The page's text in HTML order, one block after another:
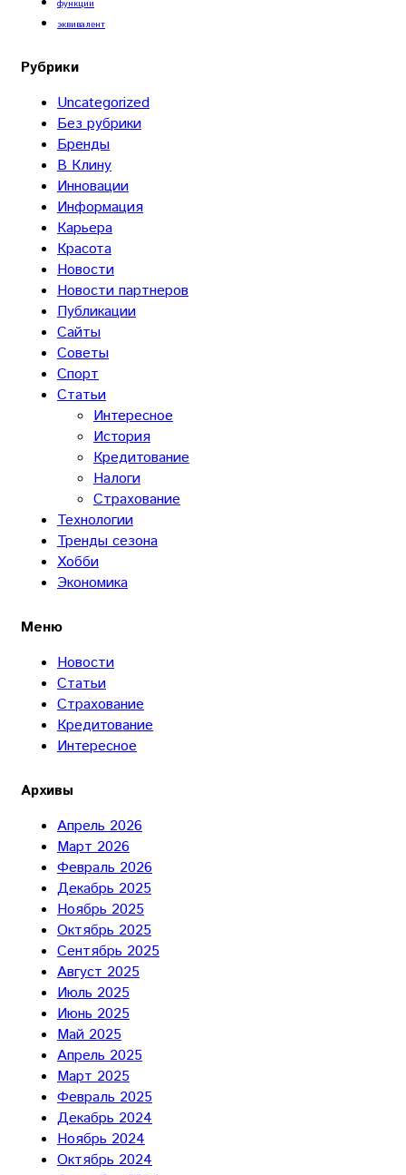
функции
эквивалент
Рубрики
Uncategorized
Без рубрики
Бренды
В Клину
Инновации
Информация
Карьера
Красота
Новости
Новости партнеров
Публикации
Сайты
Советы
Спорт
Статьи
Интересное
История
Кредитование
Налоги
Страхование
Технологии
Тренды сезона
Хобби
Экономика
Меню
Новости
Статьи
Страхование
Кредитование
Интересное
Архивы
Апрель 2026
Март 2026
Февраль 2026
Декабрь 2025
Ноябрь 2025
Октябрь 2025
Сентябрь 2025
Август 2025
Июль 2025
Июнь 2025
Май 2025
Апрель 2025
Март 2025
Февраль 2025
Декабрь 2024
Ноябрь 2024
Октябрь 2024